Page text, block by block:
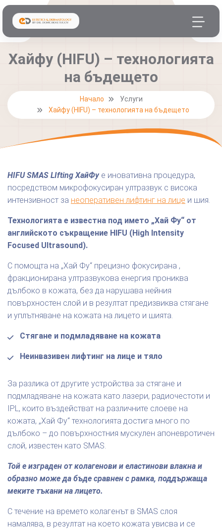
Хайфу (HIFU) – технологията
на бъдещето
Начало
Услуги
Хайфу (HIFU) – технологията на бъдещето
HIFU SMAS LIfting ХайФуe иновативна процедура,
посредством микрофокусиран ултразвук с висока
интензивност за неоперативен лифтинг на лице и шия.
Технологията е известна под името „Хай Фу“ от
английското съкращение HIFU (High Intensity
Focused Ultrasound).
С помощта на „Хай Фу“ прецизно фокусирана ,
фракционирана ултразвукова енергия прониква
дълбоко в кожата, без да нарушава нейния
повърхностен слой и в резултат предизвиква стягане
и уплътняване на кожата на лицето и шията.
Стягане и подмладяване на кожата
Неинвазивен лифтинг на лице и тяло
За разлика от другите устройства за стягане и
подмладяване на кожата като лазери, радиочестоти и
IPL, които въздействат на различните слоеве на
кожата, „Хай Фу“ технологията достига много по
дълбоко – до повърхностния мускулен апоневротичен
слой, известен като SMAS.
Той е изграден от колагенови и еластинови влакна и
образно може да бъде сравнен с рамка, поддържаща
меките тъкани на лицето.
С течение на времето колагенът в SMAS слоя
намалява, в резултат на което кожата увисва и се